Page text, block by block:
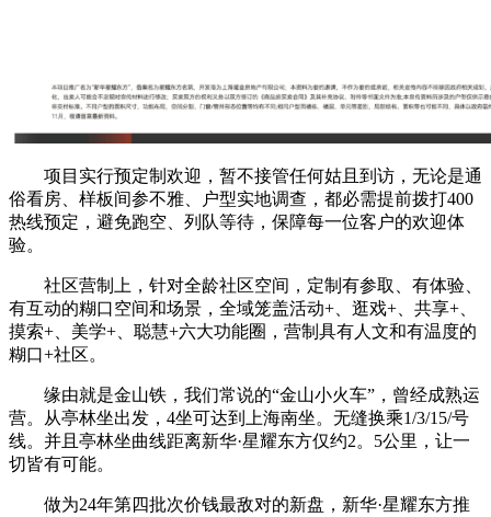
项目实行预定制欢迎，暂不接管任何姑且到访，无论是通
俗看房、样板间参不雅、户型实地调查，都必需提前拨打400
热线预定，避免跑空、列队等待，保障每一位客户的欢迎体
验。
社区营制上，针对全龄社区空间，定制有参取、有体验、
有互动的糊口空间和场景，全域笼盖活动+、逛戏+、共享+、
摸索+、美学+、聪慧+六大功能圈，营制具有人文和有温度的
糊口+社区。
缘由就是金山铁，我们常说的“金山小火车”，曾经成熟运
营。从亭林坐出发，4坐可达到上海南坐。无缝换乘1/3/15/号
线。并且亭林坐曲线距离新华·星耀东方仅约2。5公里，让一
切皆有可能。
做为24年第四批次价钱最敌对的新盘，新华·星耀东方推